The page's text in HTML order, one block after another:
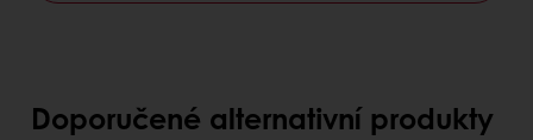
Doporučené alternativní produkty